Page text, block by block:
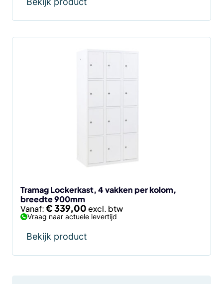
Tramag Lockerkast, 4 vakken per kolom,
breedte 900mm
Vanaf:€339,00
Vraag naar actuele levertijd
Bekijk product
de
productpagina